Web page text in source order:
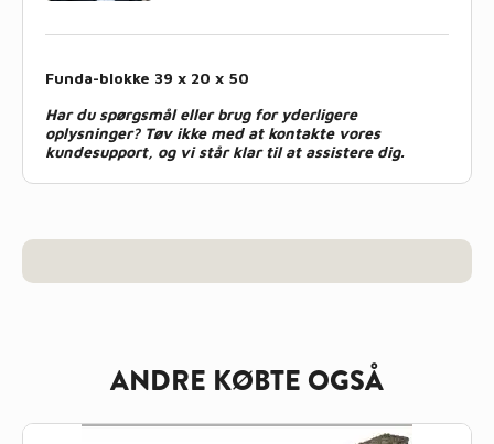
Funda-blokke 39 x 20 x 50
Har du spørgsmål eller brug for yderligere
oplysninger? Tøv ikke med at kontakte vores
kundesupport, og vi står klar til at assistere dig.
ANDRE KØBTE OGSÅ